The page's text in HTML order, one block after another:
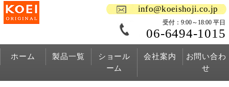
info@koeishoji.co.jp
受付：9:00～18:00 平日
06-6494-1015
ホーム 製品一覧
ショール
ーム
会社案内
お問い合わ
せ